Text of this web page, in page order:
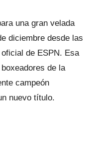
una gran velada
diciembre desde las
de ESPN. Esa
de la
campeón
nuevo título.